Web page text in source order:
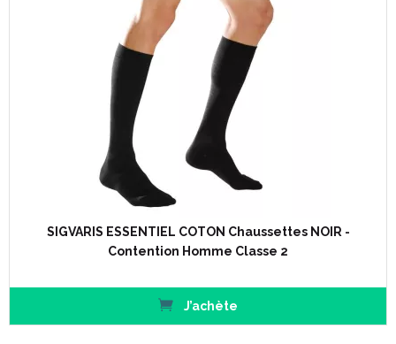
SIGVARIS ESSENTIEL COTON Chaussettes NOIR -
Contention Homme Classe 2
J’achète